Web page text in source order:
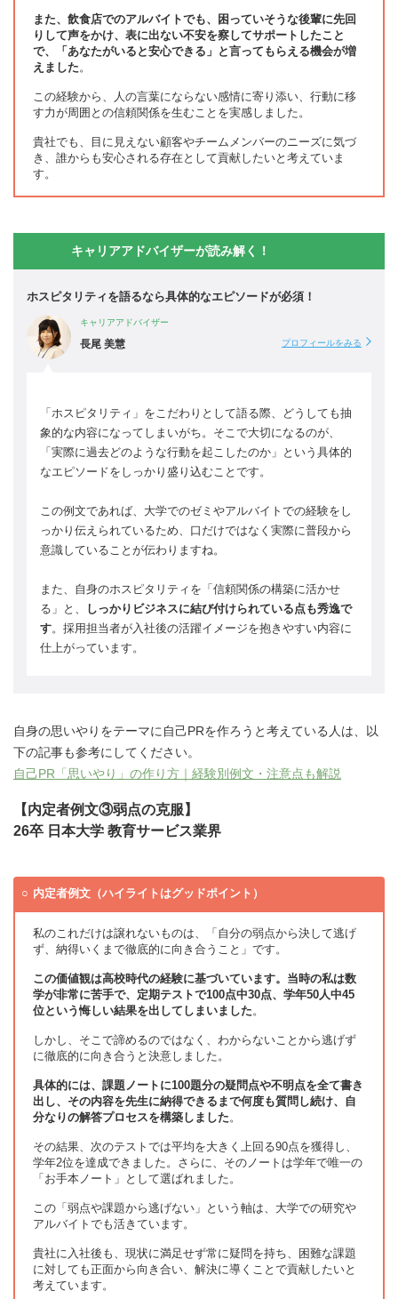
また、飲食店でのアルバイトでも、困っていそうな後輩に先回
りして声をかけ、表に出ない不安を察してサポートしたこと
で、「あなたがいると安心できる」と言ってもらえる機会が増
えました 。
この経験から、人の言葉にならない感情に寄り添い、行動に移
す力が周囲との信頼関係を生むことを実感しました。
貴社でも、目に見えない顧客やチームメンバーのニーズに気づ
き、誰からも安心される存在として貢献したいと考えていま
す。
キャリアアドバイザーが読み解く！
ホスピタリティを語るなら具体的なエピソードが必須！
キャリアアドバイザー
長尾 美慧 プロフィールをみる
「ホスピタリティ」をこだわりとして語る際、どうしても抽
象的な内容になってしまいがち。そこで大切になるのが、
「実際に過去どのような行動を起こしたのか」という具体的
なエピソードをしっかり盛り込むことです。
この例文であれば、大学でのゼミやアルバイトでの経験をし
っかり伝えられているため、口だけではなく実際に普段から
意識していることが伝わりますね。
また、自身のホスピタリティを「信頼関係の構築に活かせ
る」と、
しっかりビジネスに結び付けられている点も秀逸で
す。採用担当者が入社後の活躍イメージを抱きやすい内容に
仕上がっています。
自身の思いやりをテーマに自己PRを作ろうと考えている人は、以
下の記事も参考にしてください。
自己PR「思いやり」の作り方｜経験別例文・注意点も解説
【内定者例文③弱点の克服】
26卒 日本大学 教育サービス業界
内定者例文（ハイライトはグッドポイント）
私のこれだけは譲れないものは、「自分の弱点から決して逃げ
ず、納得いくまで徹底的に向き合うこと」です。
この価値観は高校時代の経験に基づいています。当時の私は数
学が非常に苦手で、定期テストで100点中30点、学年50人中45
位という悔しい結果を出してしまいました。
しかし、そこで諦めるのではなく、わからないことから逃げず
に徹底的に向き合うと決意しました。
具体的には、課題ノートに100題分の疑問点や不明点を全て書き
出し、その内容を先生に納得できるまで何度も質問し続け、自
分なりの解答プロセスを構築しました。
その結果、次のテストでは平均を大きく上回る90点を獲得し、
学年2位を達成できました。さらに、そのノートは学年で唯一の
「お手本ノート」として選ばれました。
この「弱点や課題から逃げない」という軸は、大学での研究や
アルバイトでも活きています。
貴社に入社後も、現状に満足せず常に疑問を持ち、困難な課題
に対しても正面から向き合い、解決に導くことで貢献したいと
考えています。